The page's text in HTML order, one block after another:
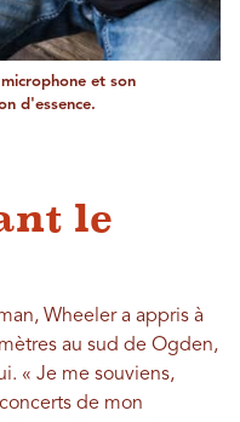
et son
d'essence.
le
Wheeler a appris à
au sud de Ogden,
« Je me souviens,
de mon